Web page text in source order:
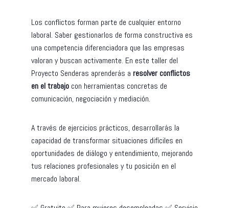
Los conflictos forman parte de cualquier entorno
laboral. Saber gestionarlos de forma constructiva es
una competencia diferenciadora que las empresas
valoran y buscan activamente. En este taller del
Proyecto Senderas aprenderás a resolver conflictos
en el trabajocon herramientas concretas de
comunicación, negociación y mediación.
A través de ejercicios prácticos, desarrollarás la
capacidad de transformar situaciones difíciles en
oportunidades de diálogo y entendimiento, mejorando
tus relaciones profesionales y tu posición en el
mercado laboral.